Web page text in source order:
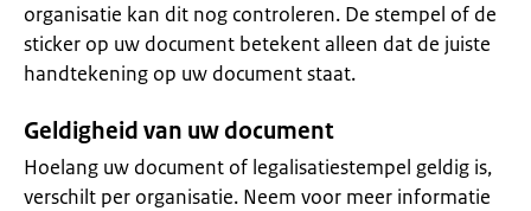
organisatie kan dit nog controleren. De stempel of de
sticker op uw document betekent alleen dat de juiste
handtekening op uw document staat.
Geldigheid van uw document
Hoelang uw document of legalisatiestempel geldig is,
verschilt per organisatie. Neem voor meer informatie